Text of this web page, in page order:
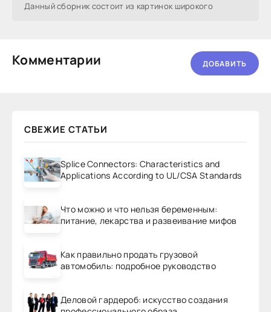
Данный сборник состоит из картинок широкого
Комментарии ДОБАВИТЬ
СВЕЖИЕ СТАТЬИ
Splice Connectors: Characteristics and
Applications According to UL/CSA Standards
Что можно и что нельзя беременным:
питание, лекарства и развеивание мифов
Как правильно продать грузовой
автомобиль: подробное руководство
Деловой гардероб: искусство создания